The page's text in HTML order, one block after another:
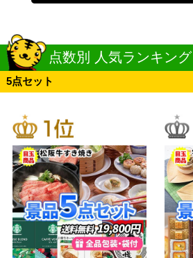
点数別 人気ランキング
5点セット